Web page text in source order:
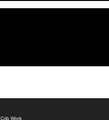
Crib Work